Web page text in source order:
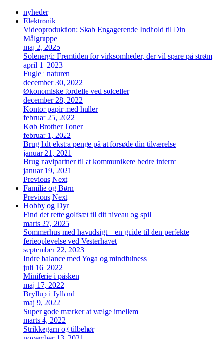
nyheder
Elektronik
Videoproduktion: Skab Engagerende Indhold til Din
Målgruppe
maj 2, 2025
Solenergi: Fremtiden for virksomheder, der vil spare på strøm
april 1, 2023
Fugle i naturen
december 30, 2022
Økonomiske fordelle ved solceller
december 28, 2022
Kontor papir med huller
februar 25, 2022
Køb Brother Toner
februar 1, 2022
Brug lidt ekstra penge på at forsøde din tilværelse
januar 21, 2021
Brug navipartner til at kommunikere bedre internt
januar 19, 2021
Previous Next
Familie og Børn
Previous Next
Hobby og Dyr
Find det rette golfsæt til dit niveau og spil
marts 27, 2025
Sommerhus med havudsigt – en guide til den perfekte
ferieoplevelse ved Vesterhavet
september 22, 2023
Indre balance med Yoga og mindfulness
juli 16, 2022
Miniferie i påsken
maj 17, 2022
Bryllup i Jylland
maj 9, 2022
Super gode mærker at vælge imellem
marts 4, 2022
Strikkegarn og tilbehør